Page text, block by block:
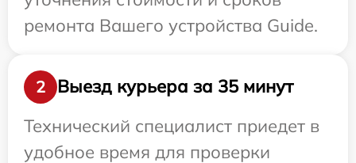
ремонта Вашего устройства Guide.
2
Выезд курьера за 35 минут
Технический специалист приедет в
удобное время для проверки